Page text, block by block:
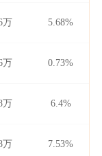
万 5.68%
万 0.73%
万 6.4%
万 7.53%